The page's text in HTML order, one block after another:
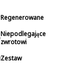
Regenerowane
Niepodlegające
zwrotowi
Zestaw